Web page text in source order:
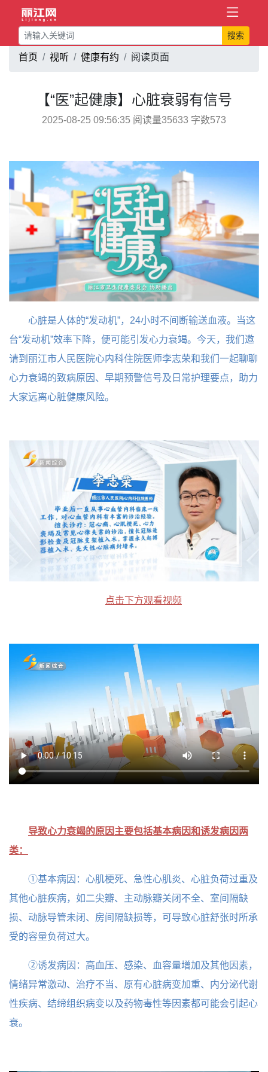
搜索
首页 视听 健康有约 阅读页面
【“医”起健康】心脏衰弱有信号
2025-08-25 09:56:35 阅读量35633 字数573
心脏是人体的“发动机”，24小时不间断输送血液。当这
台“发动机”效率下降，便可能引发心力衰竭。今天，我们邀
请到丽江市人民医院心内科住院医师李志荣和我们一起聊聊
心力衰竭的致病原因、早期预警信号及日常护理要点，助力
大家远离心脏健康风险。
点击下方观看视频
导致心力衰竭的原因主要包括基本病因和诱发病因两
类：
①基本病因：心肌梗死、急性心肌炎、心脏负荷过重及
其他心脏疾病，如二尖瓣、主动脉瓣关闭不全、室间隔缺
损、动脉导管未闭、房间隔缺损等，可导致心脏舒张时所承
受的容量负荷过大。
②诱发病因：高血压、感染、血容量增加及其他因素，
情绪异常激动、治疗不当、原有心脏病变加重、内分泌代谢
性疾病、结缔组织病变以及药物毒性等因素都可能会引起心
衰。